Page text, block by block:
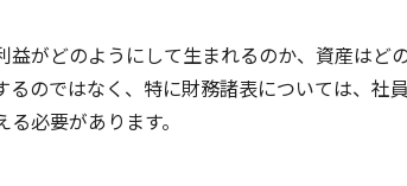
がどのようにして生まれるのか、資産はど
るのではなく、特に財務諸表については、社
必要があります。